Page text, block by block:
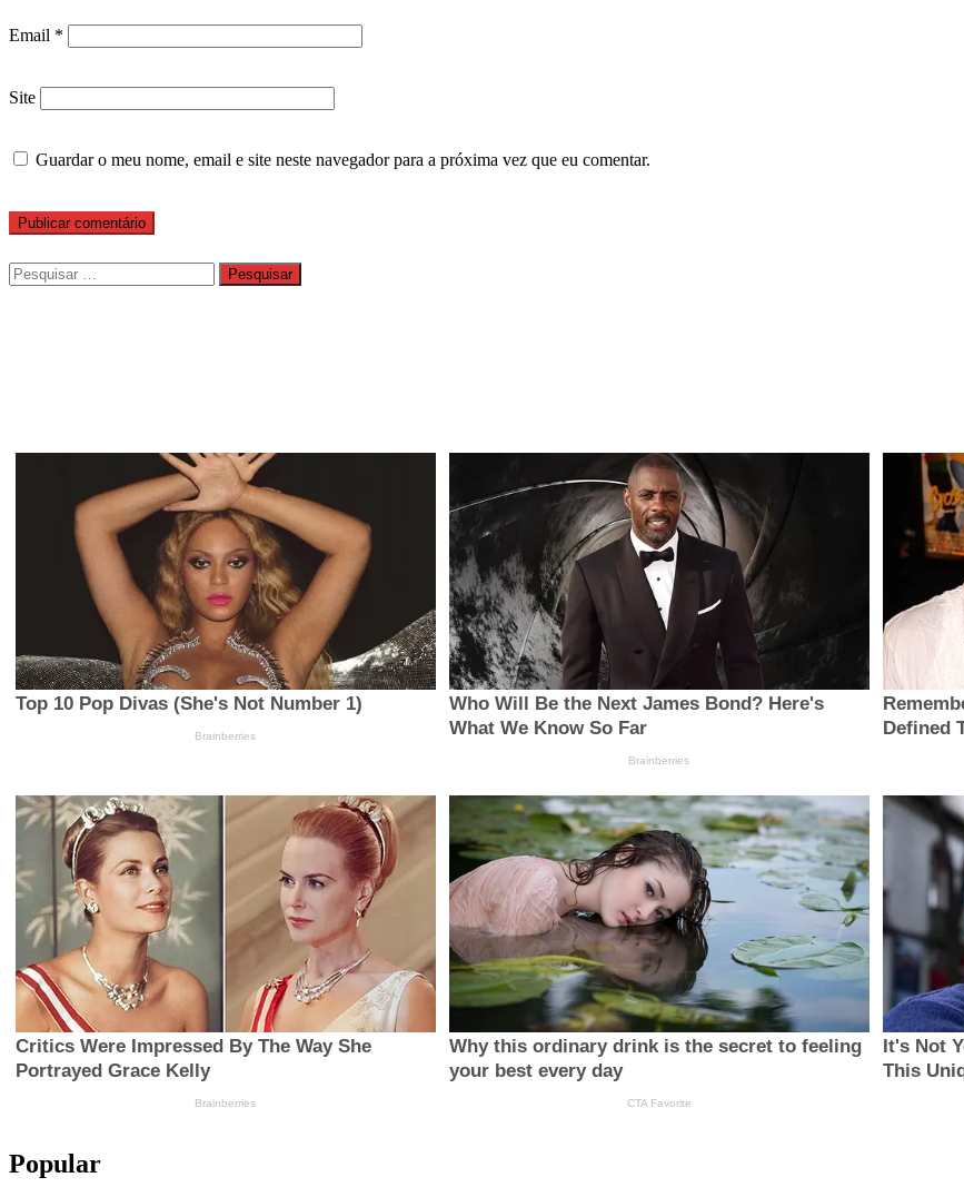
Email *
Site
Guardar o meu nome, email e site neste navegador para a próxima vez que eu comentar.
Pesquisar
por:
Popular